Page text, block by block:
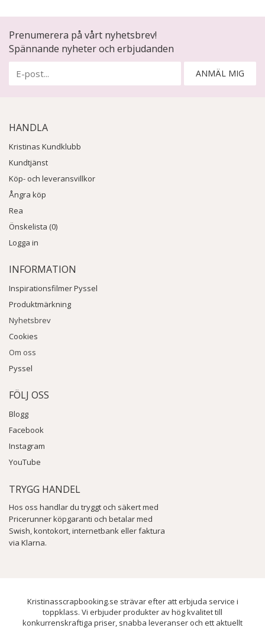
Prenumerera på vårt nyhetsbrev!
Spännande nyheter och erbjudanden
ANMÄL MIG
HANDLA
Kristinas Kundklubb
Kundtjänst
Köp- och leveransvillkor
Ångra köp
Rea
Önskelista (0)
Logga in
INFORMATION
Inspirationsfilmer Pyssel
Produktmärkning
Nyhetsbrev
Cookies
Om oss
Pyssel
FÖLJ OSS
Blogg
Facebook
Instagram
YouTube
TRYGG HANDEL
Hos oss handlar du tryggt och säkert med
Pricerunner köpgaranti och betalar med
Swish, kontokort, internetbank eller faktura
via Klarna.
Kristinasscrapbooking.se strävar efter att erbjuda service i
toppklass. Vi erbjuder produkter av hög kvalitet till
konkurrenskraftiga priser, snabba leveranser och ett aktuellt